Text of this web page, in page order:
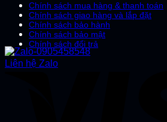
Chính sách mua hàng & thanh toán
Chính sách giao hàng và lắp đặt
Chính sách bảo hành
Chính sách bảo mật
Chính sách đổi trả
Liên hệ Zalo